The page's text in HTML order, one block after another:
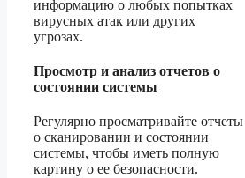
информацию о любых попытках
вирусных атак или других
угрозах.
Просмотр и анализ отчетов о
состоянии системы
Регулярно просматривайте отчеты
о сканировании и состоянии
системы, чтобы иметь полную
картину о ее безопасности.